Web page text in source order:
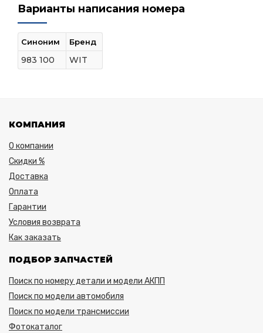
Варианты написания номера
Синоним Бренд
983 100 WIT
КОМПАНИЯ
О компании
Скидки %
Доставка
Оплата
Гарантии
Условия возврата
Как заказать
ПОДБОР ЗАПЧАСТЕЙ
Поиск по номеру детали и модели АКПП
Поиск по модели автомобиля
Поиск по модели трансмиссии
Фотокаталог